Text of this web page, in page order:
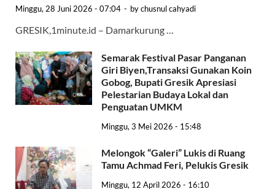
Minggu, 28 Juni 2026 - 07:04 - bychusnul cahyadi
GRESIK,1minute.id – Damarkurung …
Semarak Festival Pasar Panganan
Giri Biyen,Transaksi Gunakan Koin
Gobog, Bupati Gresik Apresiasi
Pelestarian Budaya Lokal dan
Penguatan UMKM
Minggu, 3 Mei 2026 - 15:48
Melongok “Galeri” Lukis di Ruang
Tamu Achmad Feri, Pelukis Gresik
Minggu, 12 April 2026 - 16:10